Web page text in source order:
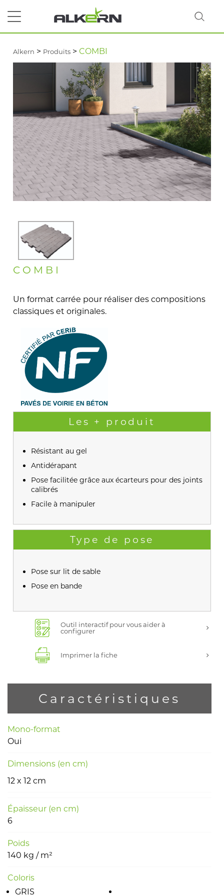
RECHERCHER
Alkern > Produits > COMBI
COMBI
Un format carrée pour réaliser des compositions
classiques et originales.
Les + produit
Résistant au gel
Antidérapant
Pose facilitée grâce aux écarteurs pour des joints
calibrés
Facile à manipuler
Type de pose
Pose sur lit de sable
Pose en bande
Outil interactif pour vous aider à
configurer
Imprimer la fiche
Caractéristiques
Mono-format
Oui
Dimensions (en cm)
12 x 12 cm
Épaisseur (en cm)
6
Poids
140 kg / m²
Coloris
GRIS